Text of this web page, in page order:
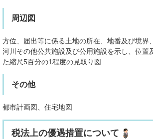
周辺図
方位、届出等に係る土地の所在、地番及び境界
河川その他公共施設及び公用施設を示し、位置
た縮尺5百分の1程度の見取り図
その他
都市計画図、住宅地図
税法上の優遇措置について